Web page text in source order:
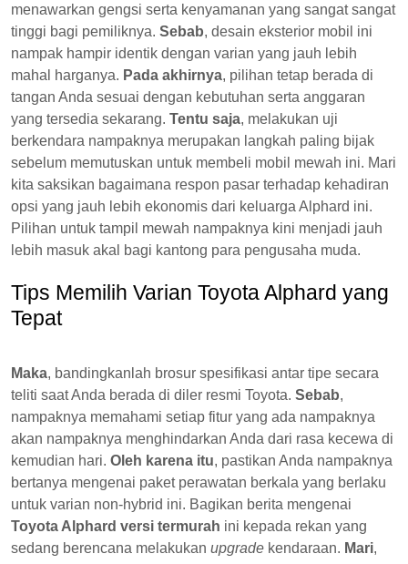
menawarkan gengsi serta kenyamanan yang sangat sangat
tinggi bagi pemiliknya. Sebab, desain eksterior mobil ini
nampak hampir identik dengan varian yang jauh lebih
mahal harganya. Pada akhirnya, pilihan tetap berada di
tangan Anda sesuai dengan kebutuhan serta anggaran
yang tersedia sekarang. Tentu saja, melakukan uji
berkendara nampaknya merupakan langkah paling bijak
sebelum memutuskan untuk membeli mobil mewah ini. Mari
kita saksikan bagaimana respon pasar terhadap kehadiran
opsi yang jauh lebih ekonomis dari keluarga Alphard ini.
Pilihan untuk tampil mewah nampaknya kini menjadi jauh
lebih masuk akal bagi kantong para pengusaha muda.
Tips Memilih Varian Toyota Alphard yang
Tepat
Maka, bandingkanlah brosur spesifikasi antar tipe secara
teliti saat Anda berada di diler resmi Toyota. Sebab,
nampaknya memahami setiap fitur yang ada nampaknya
akan nampaknya menghindarkan Anda dari rasa kecewa di
kemudian hari. Oleh karena itu, pastikan Anda nampaknya
bertanya mengenai paket perawatan berkala yang berlaku
untuk varian non-hybrid ini. Bagikan berita mengenai
Toyota Alphard versi termurah ini kepada rekan yang
sedang berencana melakukan upgrade kendaraan. Mari,